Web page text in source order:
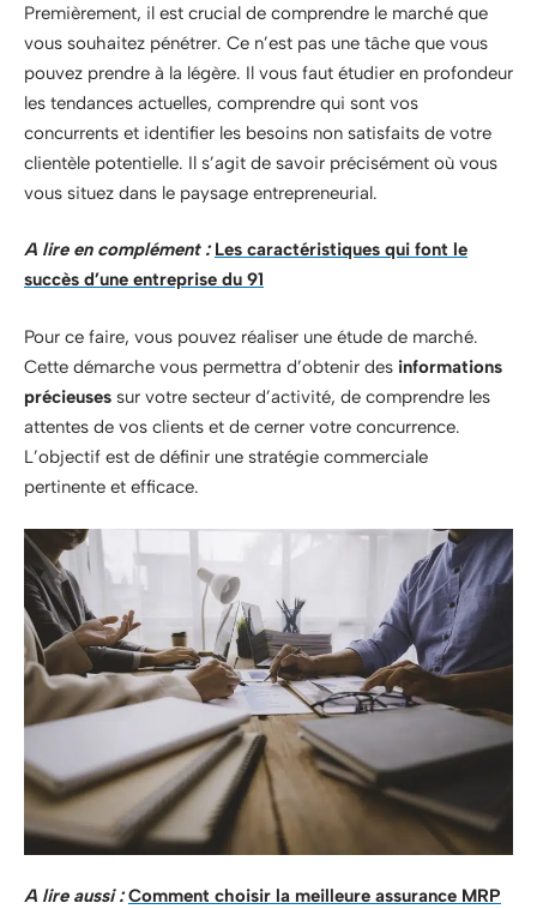
Premièrement, il est crucial de comprendre le marché que
vous souhaitez pénétrer. Ce n’est pas une tâche que vous
pouvez prendre à la légère. Il vous faut étudier en profondeur
les tendances actuelles, comprendre qui sont vos
concurrents et identifier les besoins non satisfaits de votre
clientèle potentielle. Il s’agit de savoir précisément où vous
vous situez dans le paysage entrepreneurial.
A lire en complément : Les caractéristiques qui font le
succès d’une entreprise du 91
Pour ce faire, vous pouvez réaliser une étude de marché.
Cette démarche vous permettra d’obtenir des informations
précieuses sur votre secteur d’activité, de comprendre les
attentes de vos clients et de cerner votre concurrence.
L’objectif est de définir une stratégie commerciale
pertinente et efficace.
A lire aussi : Comment choisir la meilleure assurance MRP